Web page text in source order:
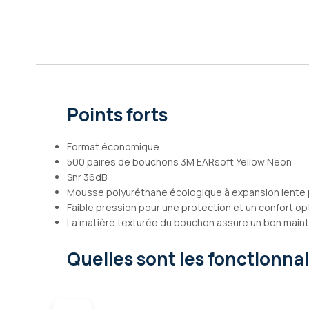
Points forts
Format économique
500 paires de bouchons 3M EARsoft Yellow Neon
Snr 36dB
Mousse polyuréthane écologique à expansion
Faible pression pour une protection et un confort
La matière texturée du bouchon assure un bon
Quelles sont les